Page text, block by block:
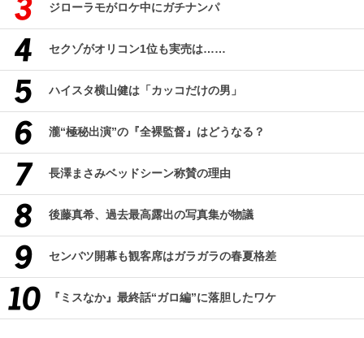
ジローラモがロケ中にガチナンパ
セクゾがオリコン1位も実売は……
ハイスタ横山健は「カッコだけの男」
瀧“極秘出演”の『全裸監督』はどうなる？
長澤まさみベッドシーン称賛の理由
後藤真希、過去最高露出の写真集が物議
センバツ開幕も観客席はガラガラの春夏格差
『ミスなか』最終話“ガロ編”に落胆したワケ